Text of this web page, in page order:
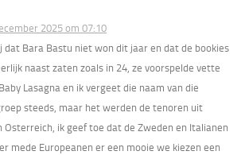
2025 om 07:10
dat Bara Bastu niet won dit jaar en dat de bookies
naast zaten zoals in 24, ze voorspelde vette
Lasagna en ik vergeet die naam van die
steeds, maar het werden de tenoren uit
Osterreich, ik geef toe dat de Zweden en Italianen
mede Europeanen er een mooie we kiezen een